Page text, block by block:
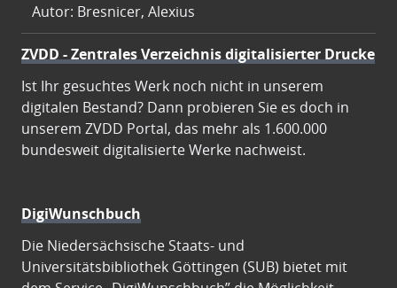
Autor: Bresnicer, Alexius
ZVDD - Zentrales Verzeichnis digitalisierter Drucke
Ist Ihr gesuchtes Werk noch nicht in unserem
digitalen Bestand? Dann probieren Sie es doch in
unserem ZVDD Portal, das mehr als 1.600.000
bundesweit digitalisierte Werke nachweist.
DigiWunschbuch
Die Niedersächsische Staats- und
Universitätsbibliothek Göttingen (SUB) bietet mit